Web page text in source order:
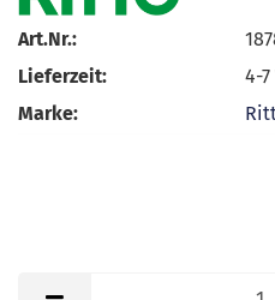
Art.Nr.:
Lieferzeit:
4-
Marke: